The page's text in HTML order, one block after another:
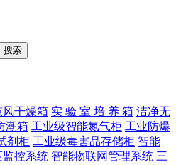
搜索
风干燥箱 实 验 室 培 养 箱 洁净无
潮箱 工业级智能氮气柜 工业防爆
剂柜 工业级毒害品存储柜 智能
监控系统 智能物联网管理系统 三